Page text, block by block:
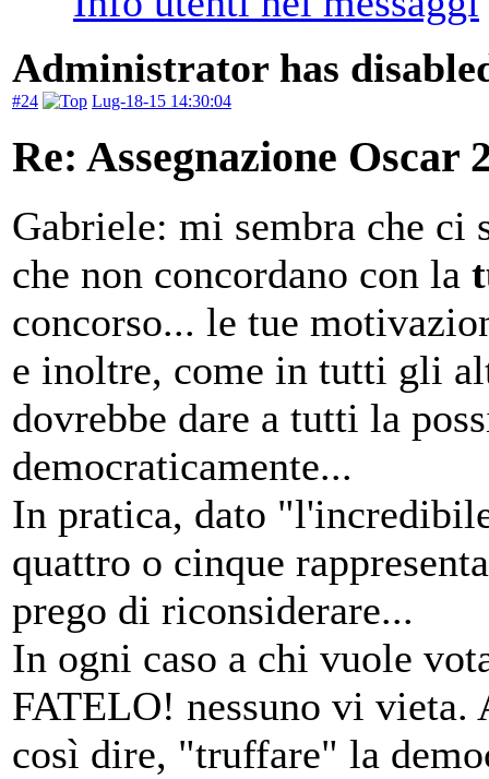
Administrator has
#24 Lug-18-15 14:30:04
Re: Assegnazione Oscar
Gabriele: mi sembra che ci
che non concordano con la
concorso... le tue
e inoltre, come in tutti gli
dovrebbe dare a tutti la
democraticamente...
In pratica, dato
quattro o cinque
prego di riconsiderare...
In ogni caso a chi vuole
FATELO! nessuno vi vieta.
così dire, "truffare" la